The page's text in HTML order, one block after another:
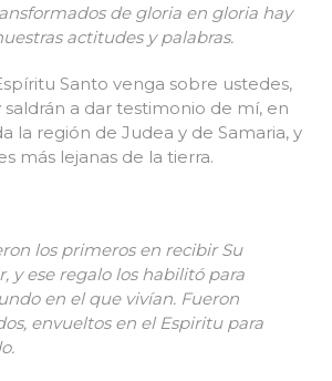
de gloria en gloria hay
actitudes y palabras.
Santo venga sobre ustedes,
a dar testimonio de mí, en
la región de Judea y de Samaria, y
más lejanas de la tierra.
los primeros en recibir Su
y ese regalo los habilitó para
en el que vivían. Fueron
envueltos en el Espiritu para